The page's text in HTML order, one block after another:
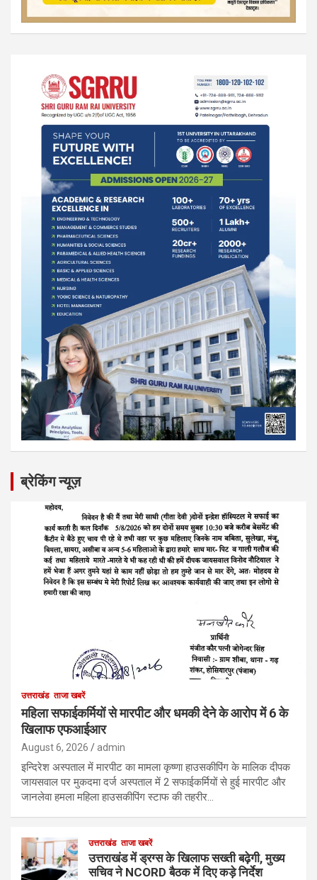
ब्रेकिंग न्यूज़
उत्तराखंड ताजा खबरें
महिला सफाईकर्मियों से मारपीट और धमकी देने के आरोप में 6 के
खिलाफ एफआईआर
August 6, 2026 admin
इन्दिरेश अस्पताल में मारपीट का मामला कृष्णा हाउसकीपिंग के मालिक दीपक
जायसवाल पर मुकदमा दर्ज अस्पताल में 2 सफाईकर्मियों से हुई मारपीट और
जानलेवा हमला महिला हाउसकीपिंग स्टाफ की तहरीर…
उत्तराखंड ताजा खबरें
उत्तराखंड में ड्रग्स के खिलाफ सख्ती बढ़ेगी, मुख्य
सचिव ने NCORD बैठक में दिए कड़े निर्देश